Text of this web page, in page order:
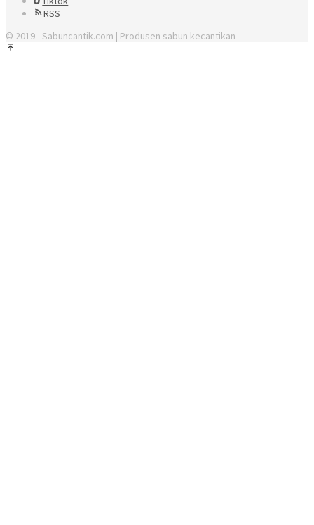
RSS
© 2019 - Sabuncantik.com | Produsen sabun kecantikan